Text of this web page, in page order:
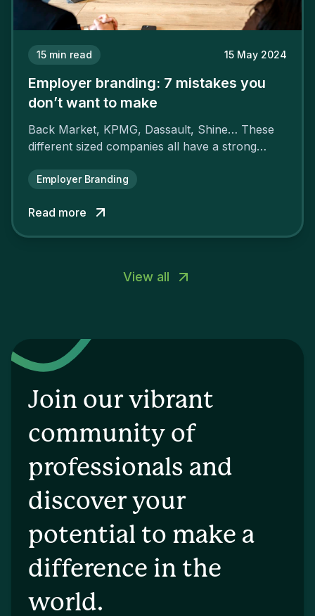
15 min read 15 May 2024
Employer branding: 7 mistakes you
don’t want to make
Back Market, KPMG, Dassault, Shine… These
different sized companies all have a strong
attractiveness and loyalty and makes their
Employer Branding
Read more
View all
Join our vibrant
community of
professionals and
discover your
potential to make a
difference in the
world.